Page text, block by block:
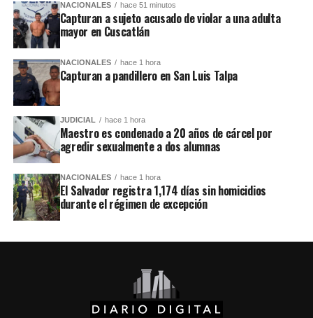
NACIONALES hace 51 minutos
Capturan a sujeto acusado de violar a una adulta
mayor en Cuscatlán
NACIONALES hace 1 hora
Capturan a pandillero en San Luis Talpa
JUDICIAL hace 1 hora
Maestro es condenado a 20 años de cárcel por
agredir sexualmente a dos alumnas
NACIONALES hace 1 hora
El Salvador registra 1,174 días sin homicidios
durante el régimen de excepción